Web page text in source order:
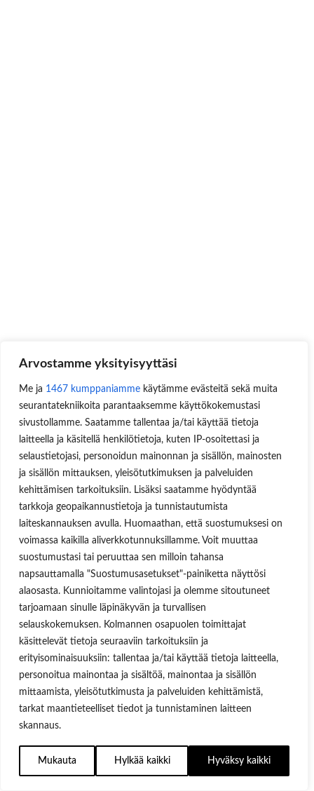
Arvostamme yksityisyyttäsi
Me ja 1467 kumppaniamme käytämme evästeitä sekä muita
seurantatekniikoita parantaaksemme käyttökokemustasi
sivustollamme. Saatamme tallentaa ja/tai käyttää tietoja
laitteella ja käsitellä henkilötietoja, kuten IP-osoitettasi ja
selaustietojasi, personoidun mainonnan ja sisällön, mainosten
ja sisällön mittauksen, yleisötutkimuksen ja palveluiden
kehittämisen tarkoituksiin. Lisäksi saatamme hyödyntää
tarkkoja geopaikannustietoja ja tunnistautumista
laiteskannauksen avulla. Huomaathan, että suostumuksesi on
voimassa kaikilla aliverkkotunnuksillamme. Voit muuttaa
suostumustasi tai peruuttaa sen milloin tahansa
napsauttamalla "Suostumusasetukset"-painiketta näyttösi
alaosasta. Kunnioitamme valintojasi ja olemme sitoutuneet
tarjoamaan sinulle läpinäkyvän ja turvallisen
selauskokemuksen. Kolmannen osapuolen toimittajat
käsittelevät tietoja seuraaviin tarkoituksiin ja
erityisominaisuuksiin: tallentaa ja/tai käyttää tietoja laitteella,
personoitua mainontaa ja sisältöä, mainontaa ja sisällön
mittaamista, yleisötutkimusta ja palveluiden kehittämistä,
tarkat maantieteelliset tiedot ja tunnistaminen laitteen
skannaus.
Mukauta Hylkää kaikki Hyväksy kaikki